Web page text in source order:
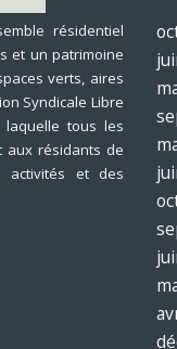
résidentiel
et un patrimoine
verts, aires
Syndicale Libre
laquelle tous les
aux résidants de
activités et des